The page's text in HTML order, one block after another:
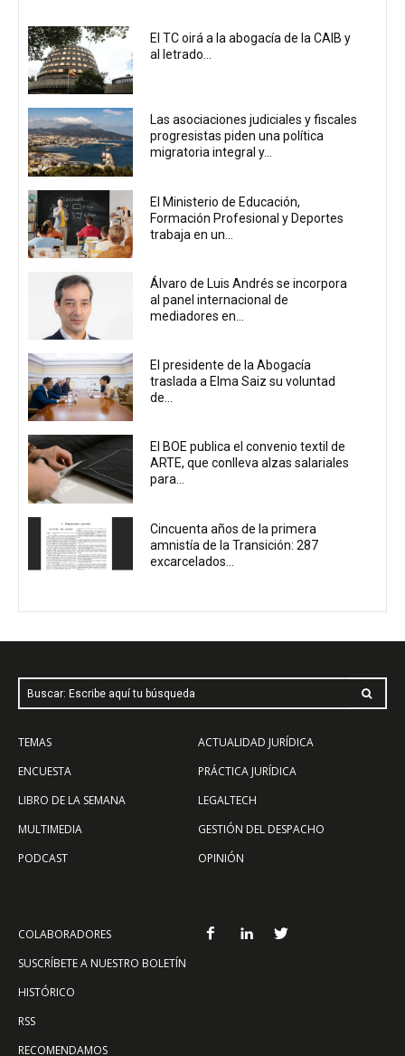
El TC oirá a la abogacía de la CAIB y
al letrado...
Las asociaciones judiciales y fiscales
progresistas piden una política
migratoria integral y...
El Ministerio de Educación,
Formación Profesional y Deportes
trabaja en un...
Álvaro de Luis Andrés se incorpora
al panel internacional de
mediadores en...
El presidente de la Abogacía
traslada a Elma Saiz su voluntad
de...
El BOE publica el convenio textil de
ARTE, que conlleva alzas salariales
para...
Cincuenta años de la primera
amnistía de la Transición: 287
excarcelados...
Buscar: Escribe aquí tu búsqueda
TEMAS
ENCUESTA
LIBRO DE LA SEMANA
MULTIMEDIA
PODCAST
ACTUALIDAD JURÍDICA
PRÁCTICA JURÍDICA
LEGALTECH
GESTIÓN DEL DESPACHO
OPINIÓN
COLABORADORES
SUSCRÍBETE A NUESTRO BOLETÍN
HISTÓRICO
RSS
RECOMENDAMOS